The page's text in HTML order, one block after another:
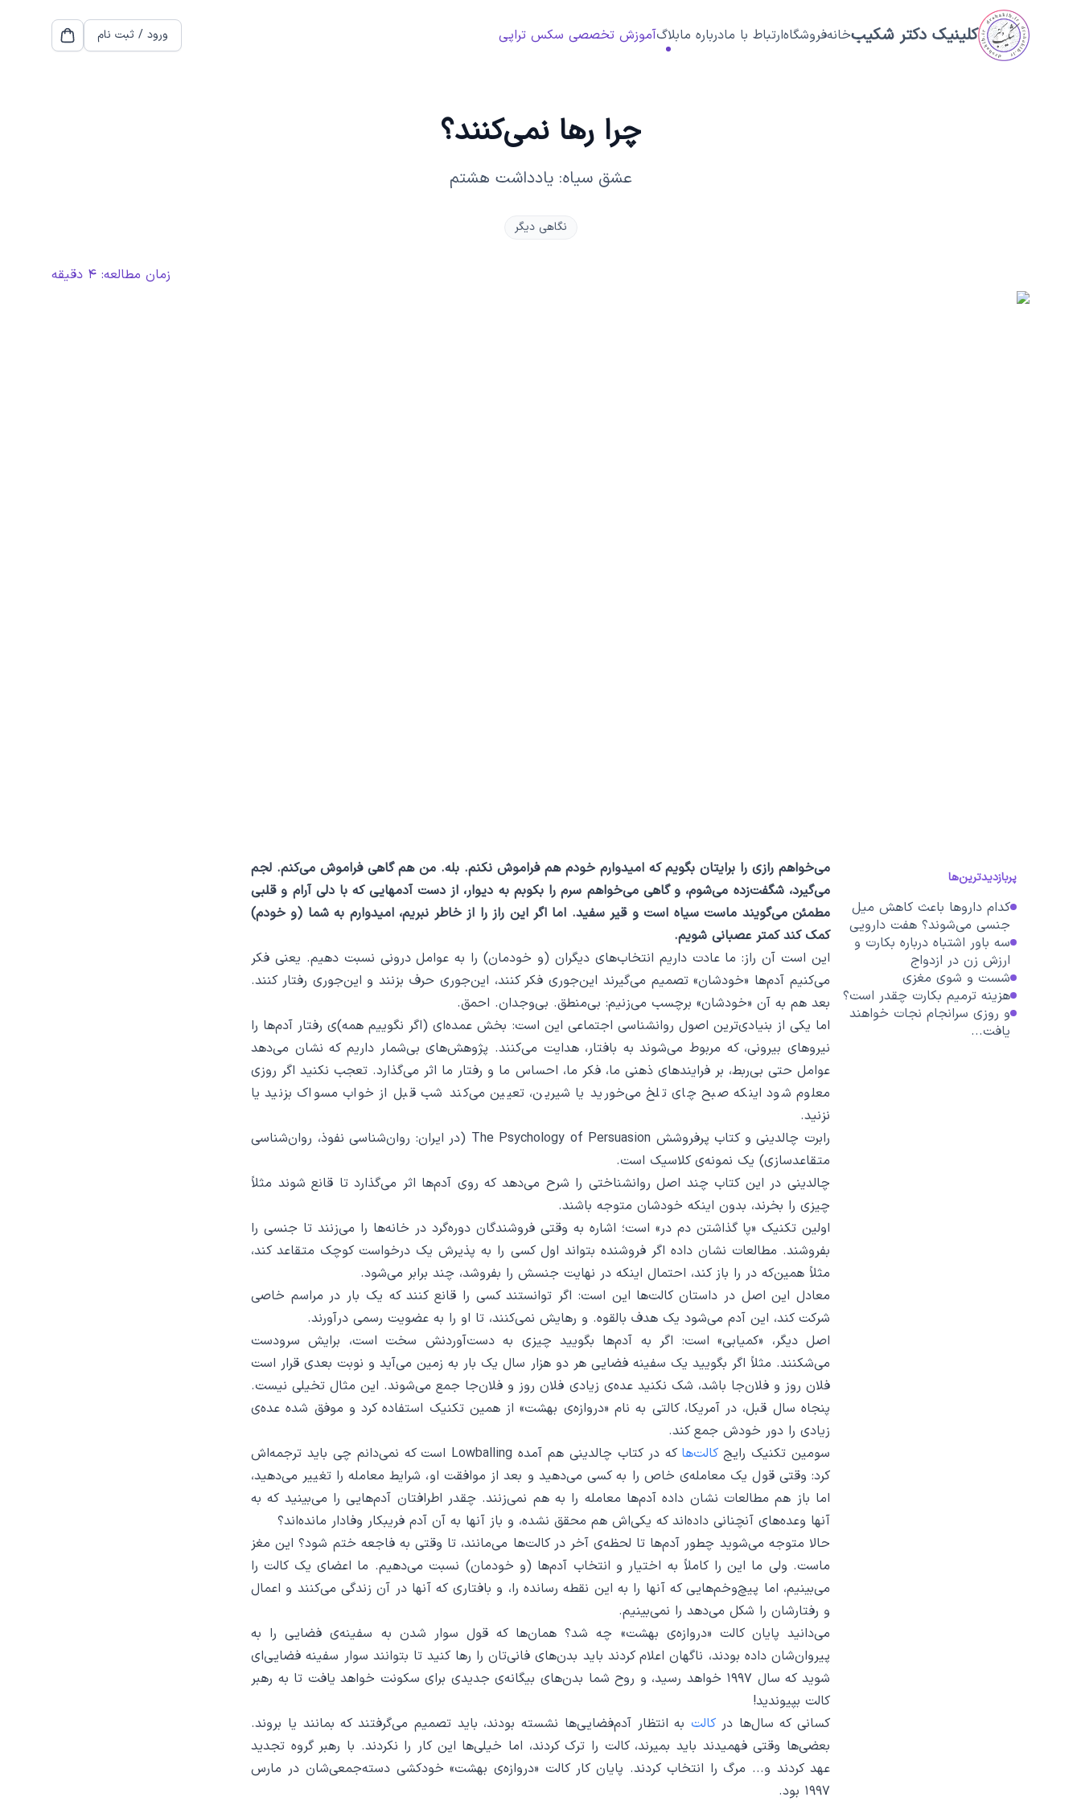
رفتن به محتوای اصلی
کلینیک دکتر شکیبخانهفروشگاهارتباط با مادرباره مابلاگآموزش تخصصی سکس تراپی ورود / ثبت نام cart
چرا رها نمی‌کنند؟
عشق سیاه: یادداشت هشتم
نگاهی دیگر
زمان مطالعه: 4 دقیقه
پربازدیدترین‌ها
کدام داروها باعث کاهش میل
جنسی می‌شوند؟ هفت دارویی
که باید بشناسید
سه باور اشتباه درباره بکارت و
ارزش زن در ازدواج
شست و شوی مغزی
هزینه ترمیم بکارت چقدر است؟
و روزی سرانجام نجات خواهند
یافت...
می‌خواهم رازی را برایتان بگویم که امیدوارم خودم هم فراموش نکنم. بله. من هم گاهی فراموش می‌کنم. لجم
می‌گیرد، شگفت‌زده می‌شوم، و گاهی می‌خواهم سرم را بکوبم به دیوار، از دست آدمهایی که با دلی آرام و قلبی
مطمئن می‌گویند ماست سیاه است و قیر سفید. اما اگر این راز را از خاطر نبریم، امیدوارم به شما (و خودم)
کمک کند کمتر عصبانی شویم.
این است آن راز: ما عادت داریم انتخاب‌های دیگران (و خودمان) را به عوامل درونی نسبت دهیم. یعنی فکر
می‌کنیم آدم‌ها «خودشان» تصمیم می‌گیرند این‌جوری فکر کنند، این‌جوری حرف بزنند و این‌جوری رفتار کنند.
بعد هم به آن «خودشان» برچسب می‌زنیم: بی‌منطق. بی‌وجدان. احمق.
اما یکی از بنیادی‌ترین اصول روانشناسی اجتماعی این است: بخش عمده‌ای (اگر نگوییم همه)ی رفتار آدم‌ها را
نیروهای بیرونی، که مربوط می‌شوند به بافتار، هدایت می‌کنند. پژوهش‌های بی‌شمار داریم که نشان می‌دهد
عوامل حتی بی‌ربط، بر فرایندهای ذهنی ما، فکر ما، احساس ما و رفتار ما اثر می‌گذارد. تعجب نکنید اگر روزی
معلوم شود اینکه صبح چای تلخ می‌خورید یا شیرین، تعیین می‌کند شب قبل از خواب مسواک بزنید یا
نزنید.
رابرت چالدینی و کتاب پرفروشش The Psychology of Persuasion (در ایران: روان‌شناسی نفوذ، روان‌شناسی
متقاعدسازی) یک نمونه‌ی کلاسیک است.
چالدینی در این کتاب چند اصل روانشناختی را شرح می‌دهد که روی آدم‌ها اثر می‌گذارد تا قانع شوند مثلاً
چیزی را بخرند، بدون اینکه خودشان متوجه باشند.
اولین تکنیک «پا گذاشتن دم در» است؛ اشاره به وقتی فروشندگان دوره‌گرد در خانه‌ها را می‌زنند تا جنسی را
بفروشند. مطالعات نشان داده اگر فروشنده بتواند اول کسی را به پذیرش یک درخواست کوچک متقاعد کند،
مثلاً همین‌که در را باز کند، احتمال اینکه در نهایت جنسش را بفروشد، چند برابر می‌شود.
معادل این اصل در داستان کالت‌ها این است: اگر توانستند کسی را قانع کنند که یک بار در مراسم خاصی
شرکت کند، این آدم می‌شود یک هدف بالقوه. و رهایش نمی‌کنند، تا او را به عضویت رسمی درآورند.
اصل دیگر، «کمیابی» است: اگر به آدم‌ها بگویید چیزی به دست‌آوردنش سخت است، برایش سرودست
می‌شکنند. مثلاً اگر بگویید یک سفینه فضایی هر دو هزار سال یک بار به زمین می‌آید و نوبت بعدی قرار است
فلان روز و فلان‌جا باشد، شک نکنید عده‌ی زیادی فلان روز و فلان‌جا جمع می‌شوند. این مثال تخیلی نیست.
پنجاه سال قبل، در آمریکا، کالتی به نام «دروازه‌ی بهشت» از همین تکنیک استفاده کرد و موفق شده عده‌ی
زیادی را دور خودش جمع کند.
سومین تکنیک رایج کالت‌ها
که در کتاب چالدینی هم آمده Lowballing است که نمی‌دانم چی باید ترجمه‌اش
کرد: وقتی قول یک معامله‌ی خاص را به کسی می‌دهید و بعد از موافقت او، شرایط معامله را تغییر می‌دهید،
اما باز هم مطالعات نشان داده آدم‌ها معامله را به هم نمی‌زنند. چقدر اطرافتان آدم‌هایی را می‌بینید که به
آنها وعده‌های آنچنانی داده‌اند که یکی‌اش هم محقق نشده، و باز آنها به آن آدم فریبکار وفادار مانده‌اند؟
حالا متوجه می‌شوید چطور آدم‌ها تا لحظه‌ی آخر در کالت‌ها می‌مانند، تا وقتی به فاجعه‌ ختم شود؟ این مغز
ماست. ولی ما این را کاملاً به اختیار و انتخاب آدم‌ها (و خودمان) نسبت می‌دهیم. ما اعضای یک کالت را
می‌بینیم، اما پیچ‌وخم‌هایی که آنها را به این نقطه رسانده را، و بافتاری که آنها در آن زندگی می‌کنند و اعمال
و رفتارشان را شکل می‌دهد را نمی‌بینیم.
می‌دانید پایان کالت «دروازه‌ی بهشت» چه شد؟ همان‌ها که قول سوار شدن به سفینه‌ی فضایی را به
پیروان‌شان داده بودند، ناگهان اعلام کردند باید بدن‌های فانی‌تان را رها کنید تا بتوانند سوار سفینه فضایی‌ای
شوید که سال ۱۹۹۷ خواهد رسید، و روح شما بدن‌های بیگانه‌ی جدیدی برای سکونت خواهد یافت تا به رهبر
کالت بپیوندید!
کسانی که سال‌ها در کالت به انتظار آدم‌فضایی‌ها نشسته بودند، باید تصمیم می‌گرفتند که بمانند یا بروند.
بعضی‌ها وقتی فهمیدند باید بمیرند، کالت را ترک کردند، اما خیلی‌ها این کار را نکردند. با رهبر گروه تجدید
عهد کردند و... مرگ را انتخاب کردند. پایان کار کالت «دروازه‌ی بهشت» خودکشی دسته‌جمعی‌شان در مارس
۱۹۹۷ بود.